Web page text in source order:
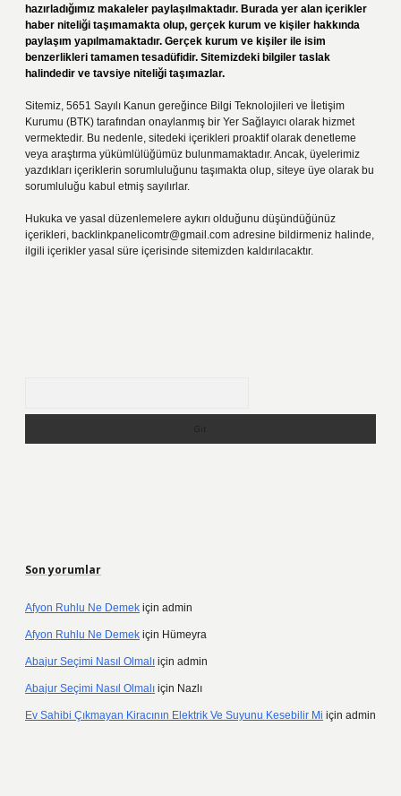
hazırladığımız makaleler paylaşılmaktadır. Burada yer alan içerikler
haber niteliği taşımamakta olup, gerçek kurum ve kişiler hakkında
paylaşım yapılmamaktadır. Gerçek kurum ve kişiler ile isim
benzerlikleri tamamen tesadüfidir. Sitemizdeki bilgiler taslak
halindedir ve tavsiye niteliği taşımazlar.
Sitemiz, 5651 Sayılı Kanun gereğince Bilgi Teknolojileri ve İletişim
Kurumu (BTK) tarafından onaylanmış bir Yer Sağlayıcı olarak hizmet
vermektedir. Bu nedenle, sitedeki içerikleri proaktif olarak denetleme
veya araştırma yükümlülüğümüz bulunmamaktadır. Ancak, üyelerimiz
yazdıkları içeriklerin sorumluluğunu taşımakta olup, siteye üye olarak bu
sorumluluğu kabul etmiş sayılırlar.
Hukuka ve yasal düzenlemelere aykırı olduğunu düşündüğünüz
içerikleri, backlinkpanelicomtr@gmail.com adresine bildirmeniz halinde,
ilgili içerikler yasal süre içerisinde sitemizden kaldırılacaktır.
Son yorumlar
Afyon Ruhlu Ne Demek için admin
Afyon Ruhlu Ne Demek için Hümeyra
Abajur Seçimi Nasıl Olmalı için admin
Abajur Seçimi Nasıl Olmalı için Nazlı
Ev Sahibi Çıkmayan Kiracının Elektrik Ve Suyunu Kesebilir Mi için admin